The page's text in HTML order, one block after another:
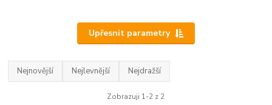
Upřesnit parametry
Nejnovější Nejlevnější Nejdražší
Zobrazuji 1-2 z 2